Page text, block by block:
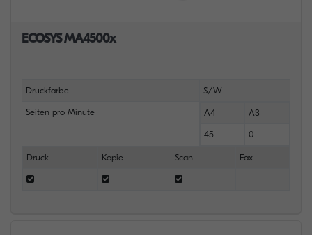
ECOSYS MA4500x
Druckfarbe S/W
Seiten pro Minute A4 A3
45 0
Druck Kopie Scan Fax